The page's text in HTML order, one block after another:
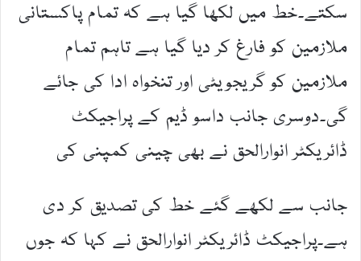
سکتے۔خط میں لکھا گیا ہے کہ تمام پاکستانی
ملازمین کو فارغ کر دیا گیا ہے تاہم تمام
ملازمین کو گریجویٹی اور تنخواہ ادا کی جائے
گی۔دوسری جانب داسو ڈیم کے پراجیکٹ
ڈائریکٹر انوارالحق نے بھی چینی کمپنی کی
جانب سے لکھے گئے خط کی تصدیق کر دی
ہے۔پراجیکٹ ڈائریکٹر انوارالحق نے کہا کہ جوں